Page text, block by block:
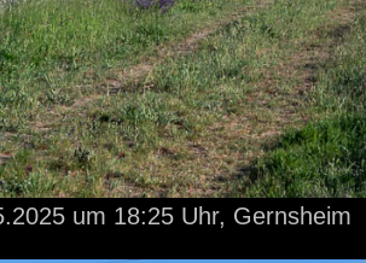
um 18:25 Uhr, Gernsheim